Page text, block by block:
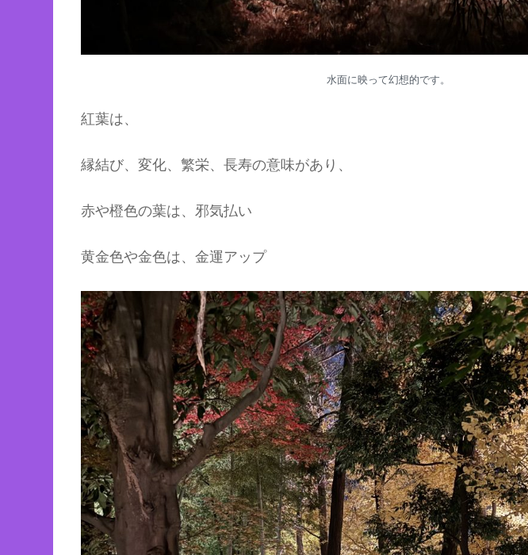
水面に映って幻想的です。
紅葉は、
縁結び、変化、繁栄、長寿の意味があり、
赤や橙色の葉は、邪気払い
黄金色や金色は、金運アップ